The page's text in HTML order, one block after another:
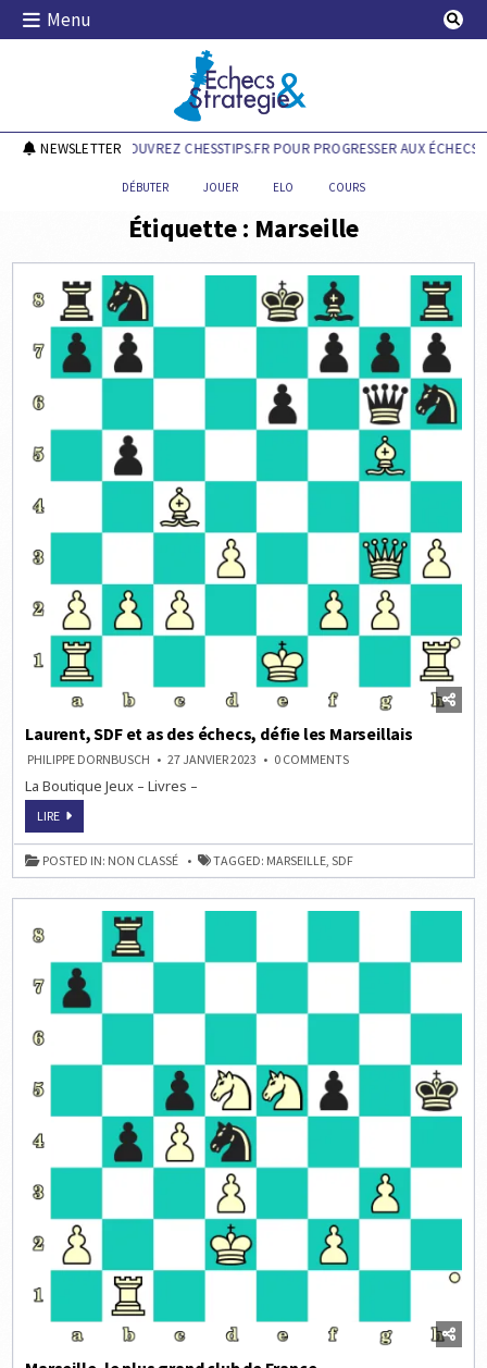
Skip
Menu
Echecs & Stratégie
NEWSLETTERDÉCOUVREZ CHESSTIPS.FR POUR PROGRESSER AUX ÉCHECS !
DÉBUTER JOUER ELO COURS
Étiquette : Marseille
Laurent, SDF et as des échecs, défie les Marseillais
PHILIPPE DORNBUSCH 27 JANVIER 2023 0 COMMENTSON
DÉFIE
LES
MARSEILLAIS
La Boutique Jeux – Livres –
LIRELAURENT,
ET
AS
DES
ÉCHECS,
MARSEILLAIS
POSTED IN: NON CLASSÉ TAGGED: MARSEILLE ,SDF